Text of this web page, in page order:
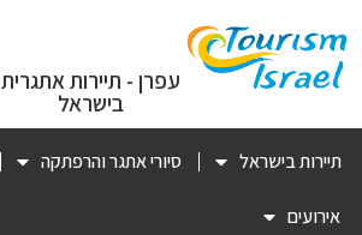
עפרן - תיירות אתגרית
בישראל
תיירות בישראל סיורי אתגר והרפתקה
אירועים